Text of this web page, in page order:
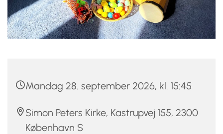
Mandag 28. september 2026, kl. 15:45
Simon Peters Kirke, Kastrupvej 155, 2300
København S